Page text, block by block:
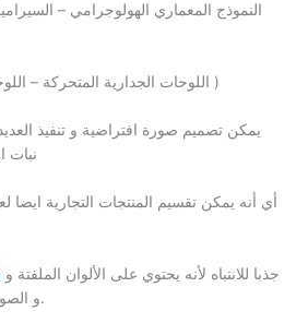
– اللوحات الجدارية المتحركة – اللوحات الفنية الهولوجرامية )
يمكن تصميم صورة افتراضية و تنفيذ
نبات
أي أنه يمكن تقسيم المنتجات التجارية ايضا
جذبا للانتباه لأنه يحتوي على الألوان الملفتة و
و الصورة التي تكون ثلاثية الأبعاد.